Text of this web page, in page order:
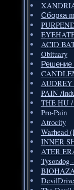
Сборка
ACID
Obituary
Решение
AUDREY
PAIN /
THE HU
Pro-Pain
Atrocity
Warhead
INNER
ATER
Tysondog